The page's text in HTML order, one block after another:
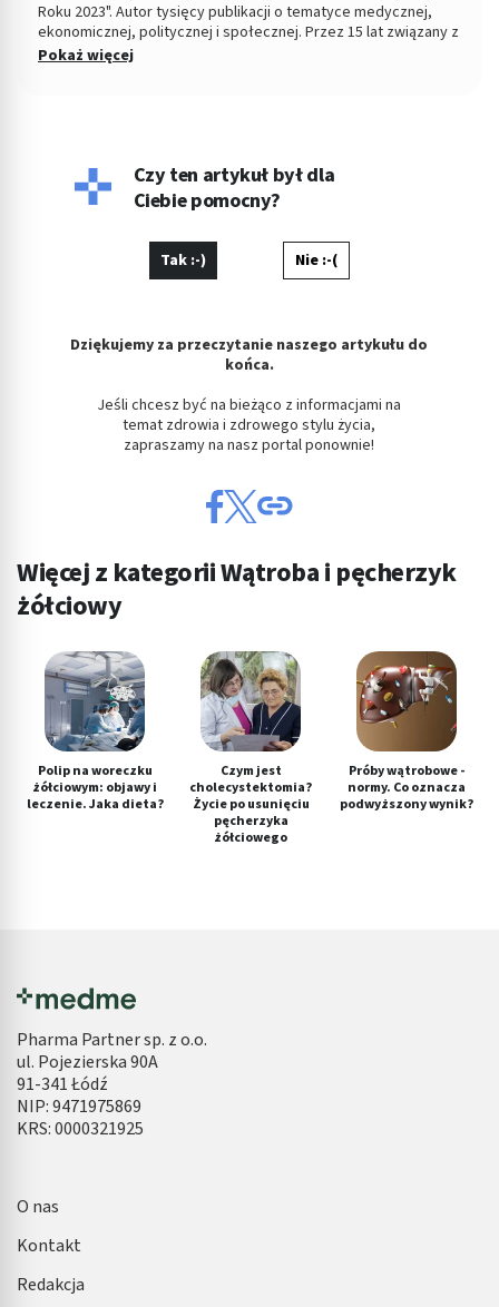
Roku 2023". Autor tysięcy publikacji o tematyce medycznej,
ekonomicznej, politycznej i społecznej. Przez 15 lat związany z
Dziennikiem Łódzkim i Polska TheTimes. Z wykształcenia
Pokaż więcej
Czy ten artykuł był dla
Ciebie pomocny?
Tak :-) Nie :-(
Dziękujemy za przeczytanie naszego artykułu do
końca.
Jeśli chcesz być na bieżąco z informacjami na
temat zdrowia i zdrowego stylu życia,
zapraszamy na nasz portal ponownie!
Więcej z kategorii Wątroba i pęcherzyk
żółciowy
Polip na woreczku
żółciowym: objawy i
leczenie. Jaka dieta?
Czym jest
cholecystektomia?
Życie po usunięciu
pęcherzyka
żółciowego
Próby wątrobowe -
normy. Co oznacza
podwyższony wynik?
Pharma Partner sp. z o.o.
ul. Pojezierska 90A
91-341 Łódź
NIP: 9471975869
KRS: 0000321925
O nas
Kontakt
Redakcja